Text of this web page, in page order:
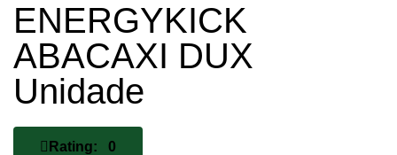
ENERGYKICK
ABACAXI DUX
Unidade
Rating: 0